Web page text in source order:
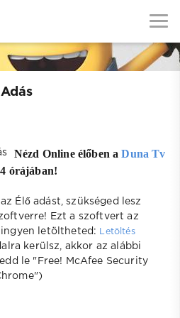
Nézd Online élőben aDuna Tv
órájában!
Élő adást, szükséged lesz
Ezt a szoftvert az
letöltheted:
Letöltés
kerülsz, akkor az alábbi
le "Free! McAfee Security